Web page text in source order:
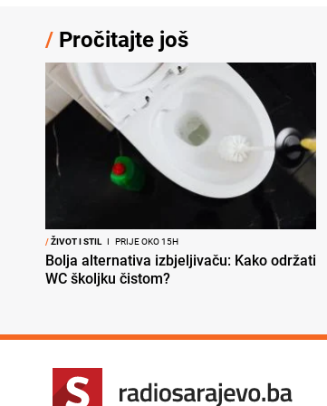
/ Pročitajte još
/ŽIVOT I STIL I PRIJE OKO 15H
Bolja alternativa izbjeljivaču: Kako održati
WC školjku čistom?